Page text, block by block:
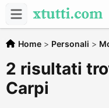
Home > Personali >
2 risultati
Carpi